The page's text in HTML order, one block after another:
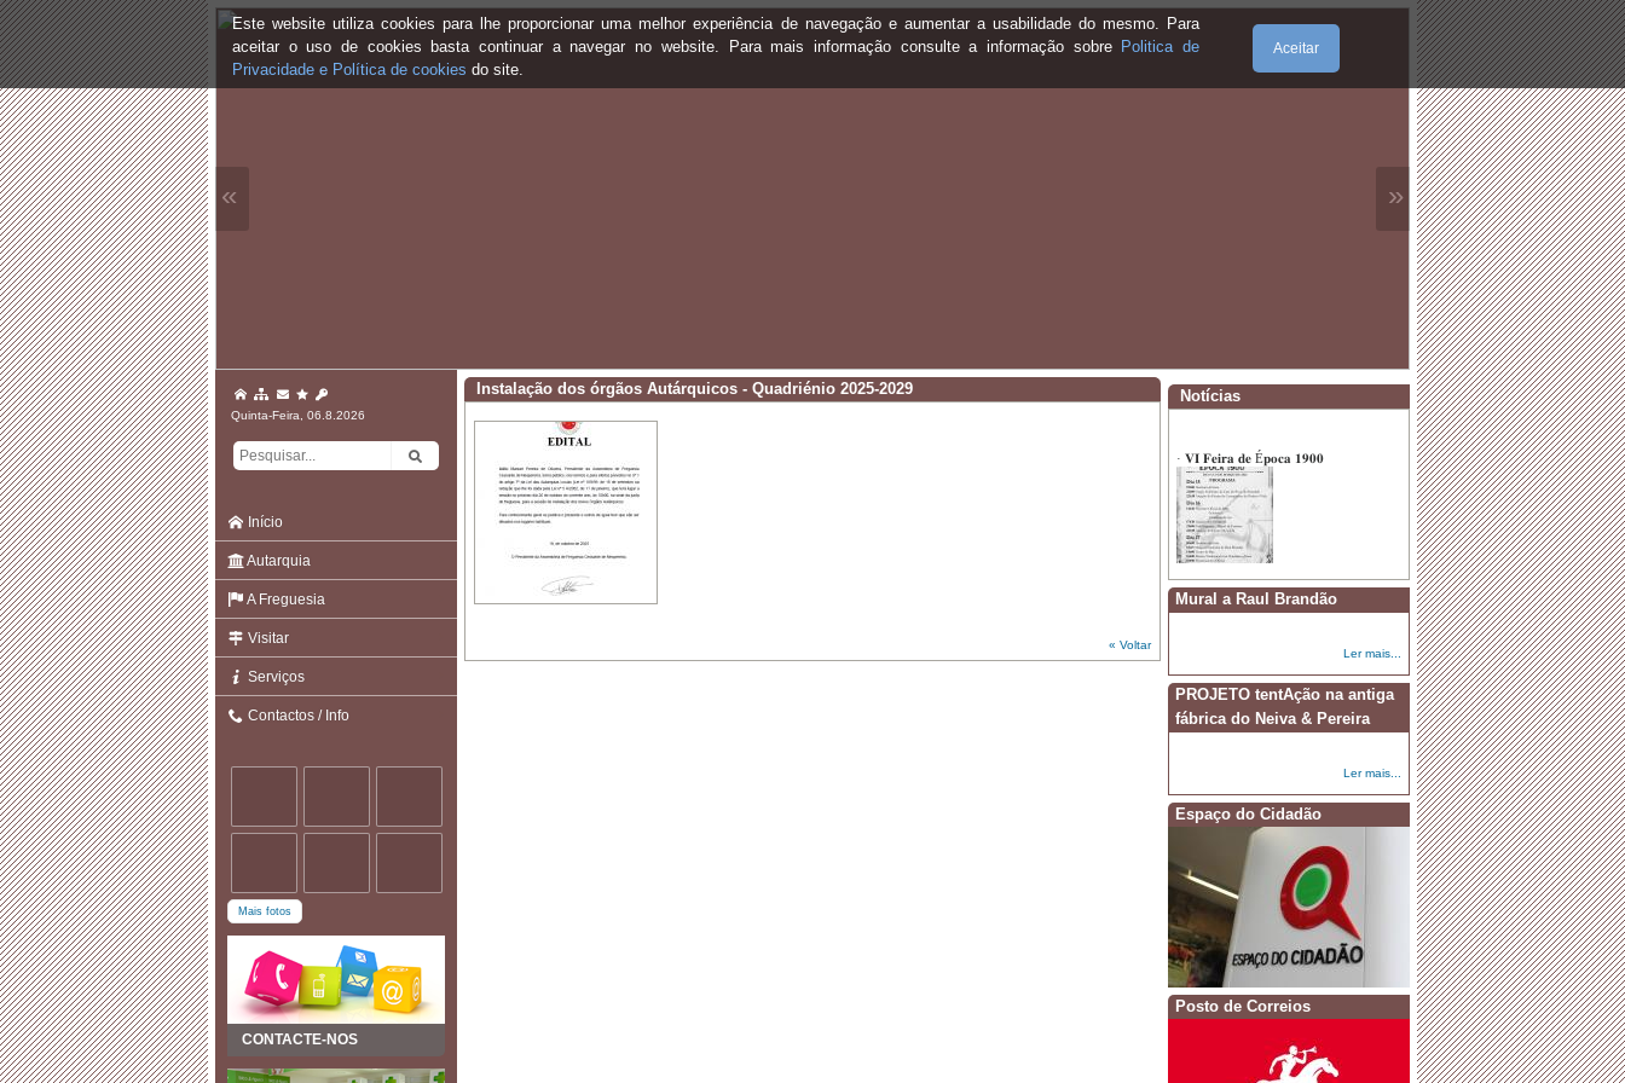
Este website utiliza cookies para lhe proporcionar uma melhor experiência de navegação e aumentar a usabilidade do mesmo. Para
aceitar o uso de cookies basta continuar a navegar no website. Para mais informação consulte a informação sobre Politica de
Privacidade e Política de cookies do site.
Aceitar
« »
Quinta-Feira, 06.8.2026
Início
Autarquia
A Freguesia
Visitar
Serviços
Contactos / Info
Mais fotos
CONTACTE-NOS
Instalação dos órgãos Autárquicos - Quadriénio 2025-2029
« Voltar
Notícias
Mural a Raul Brandão
Ler mais...
PROJETO tentAção na antiga
fábrica do Neiva & Pereira
Ler mais...
Espaço do Cidadão
Posto de Correios